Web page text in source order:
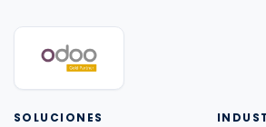
SOLUCIONES